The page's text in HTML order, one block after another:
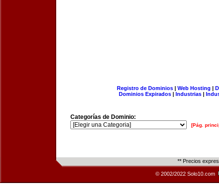
Registro de Dominios| Web Hosting |
Dominios Expirados | Industrias |
Categorías de Dominio:
[Pág.
** Precios
© 2002/2022 Solo10.com